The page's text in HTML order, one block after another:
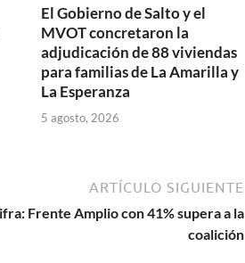
El Gobierno de Salto y el
MVOT concretaron la
adjudicación de 88 viviendas
para familias de La Amarilla y
La Esperanza
5 agosto, 2026
ARTÍCULO SIGUIENTE
Frente Amplio con 41% supera a la
coalición